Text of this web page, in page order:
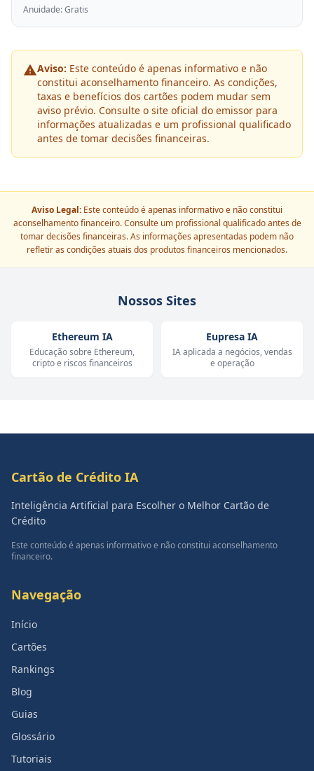
Anuidade: Gratis
Aviso: Este conteúdo é apenas informativo e não
constitui aconselhamento financeiro. As condições,
taxas e benefícios dos cartões podem mudar sem
aviso prévio. Consulte o site oficial do emissor para
informações atualizadas e um profissional qualificado
antes de tomar decisões financeiras.
Aviso Legal: Este conteúdo é apenas informativo e não constitui
aconselhamento financeiro. Consulte um profissional qualificado antes de
tomar decisões financeiras. As informações apresentadas podem não
refletir as condições atuais dos produtos financeiros mencionados.
Nossos Sites
Ethereum IA
Educação sobre Ethereum,
cripto e riscos financeiros
Eupresa IA
IA aplicada a negócios, vendas
e operação
Cartão de Crédito IA
Inteligência Artificial para Escolher o Melhor Cartão de
Crédito
Este conteúdo é apenas informativo e não constitui aconselhamento
financeiro.
Navegação
Início
Cartões
Rankings
Blog
Guias
Glossário
Tutoriais